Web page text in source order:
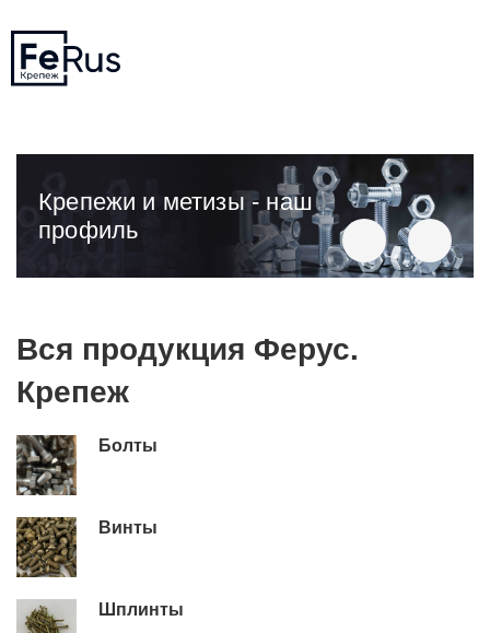
Крепежи и метизы - наш
профиль
Вся продукция Ферус.
Крепеж
Болты
Винты
Шплинты